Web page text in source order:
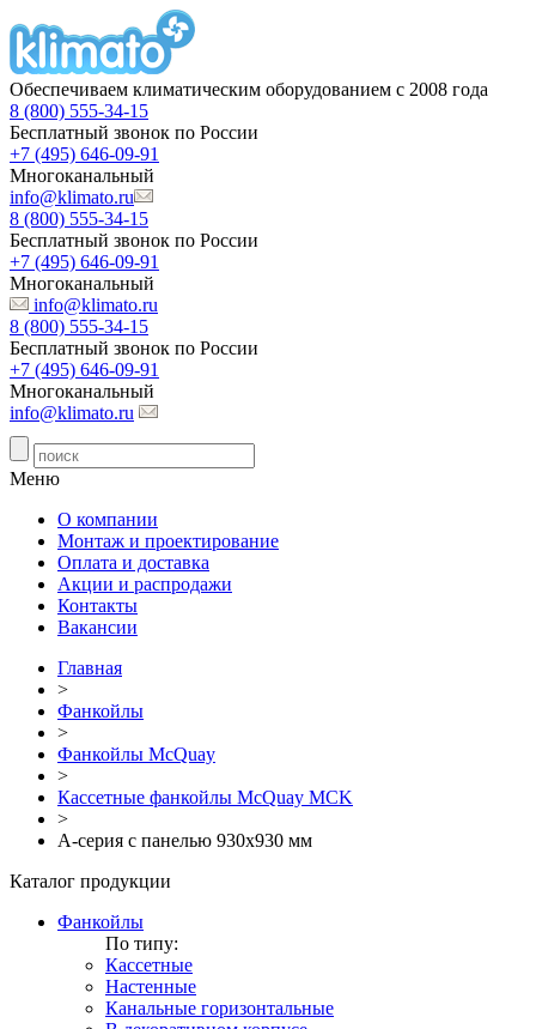
Обеспечиваем климатическим оборудованием с 2008 года
8 (800) 555-34-15
Бесплатный звонок по России
+7 (495) 646-09-91
Многоканальный
info@klimato.ru
8 (800) 555-34-15
Бесплатный звонок по России
+7 (495) 646-09-91
Многоканальный
info@klimato.ru
8 (800) 555-34-15
Бесплатный звонок по России
+7 (495) 646-09-91
Многоканальный
info@klimato.ru
Меню
О компании
Монтаж и проектирование
Оплата и доставка
Акции и распродажи
Контакты
Вакансии
Главная
>
Фанкойлы
>
Фанкойлы McQuay
>
Кассетные фанкойлы McQuay MCK
>
A-серия с панелью 930х930 мм
Каталог продукции
Фанкойлы
По типу:
Кассетные
Настенные
Канальные горизонтальные